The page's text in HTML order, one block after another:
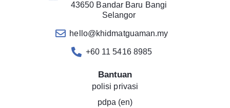
43650 Bandar Baru Bangi
Selangor
hello@khidmatguaman.my
+60 11 5416 8985
Bantuan
polisi privasi
pdpa (en)